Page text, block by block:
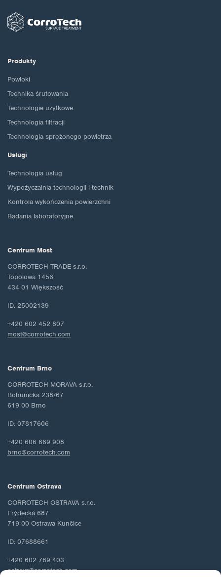
Produkty
Powłoki
Technika śrutowania
Technologie użytkowe
Technologia filtracji
Technologia sprężonego powietrza
Usługi
Technologia usług
Wypożyczalnia technologii i technik
Kontrola wykończenia powierzchni
Badania laboratoryjne
Centrum Most
CORROTECH TRADE s.r.o.
Topolowa 1456
434 01 Większość
ID: 25002139
+420 602 452 807
most@corrotech.com
Centrum Brno
CORROTECH MORAVA s.r.o.
Bohunicka 238/67
619 00 Brno
ID: 07817606
+420 606 669 908
brno@corrotech.com
Centrum Ostrava
CORROTECH OSTRAVA s.r.o.
Frýdecká 687
719 00 Ostrawa Kunčice
ID: 07688661
+420 602 789 403
ostrava@corrotech.com